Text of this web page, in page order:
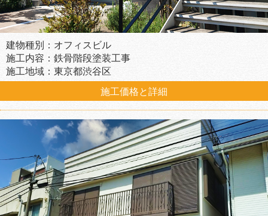
建物種別：オフィスビル
施工内容：鉄骨階段塗装工事
施工地域：東京都渋谷区
施工価格と詳細